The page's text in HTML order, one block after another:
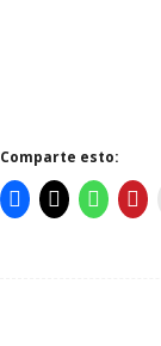
Comparte esto: